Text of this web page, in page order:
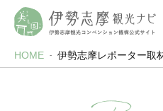
HOME 伊勢志摩レポーター取